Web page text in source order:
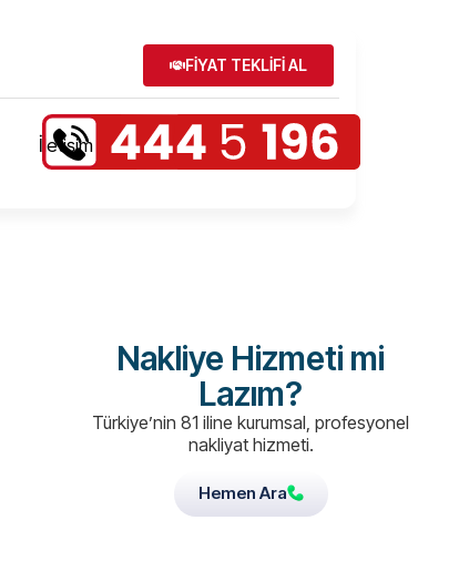
FİYAT TEKLİFİ AL
İletişim
Nakliye Hizmeti mi
Lazım?
Türkiye’nin 81 iline kurumsal, profesyonel
nakliyat hizmeti.
Hemen Ara